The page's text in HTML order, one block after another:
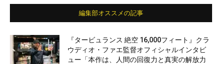
編集部オススメの記事
『タービュランス 絶空 16,000フィート』クラ
ウディオ・ファエ監督オフィシャルインタビ
ュー「本作は、人間の回復力と真実の解放力